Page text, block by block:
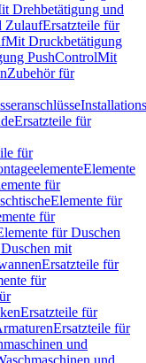
Drehbetätigung und
ZulaufErsatzteile für
Mit Druckbetätigung
PushControlMit
Zubehör für
Ersatzteile für
für
Elemente
für
Elemente für
für
für Duschen
mit
Ersatzteile für
für
Ersatzteile für
Ersatzteile für
und
und